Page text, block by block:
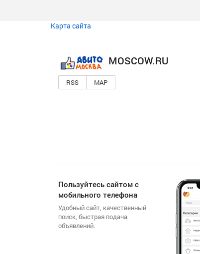
Карта сайта
MOSCOW.RU
RSS MAP
Пользуйтесь сайтом с
мобильного телефона
Удобный сайт, качественный
поиск, быстрая подача
объявлений.